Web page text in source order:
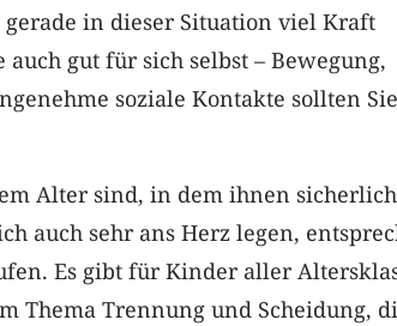
in dieser Situation viel Kraft
gut für sich selbst – Bewegung,
soziale Kontakte sollten
Alter sind, in dem ihnen sicherlich
auch sehr ans Herz legen,
Es gibt für Kinder aller
Thema Trennung und Scheidung,